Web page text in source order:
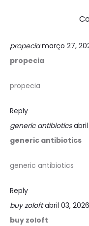
propecia março 27,
propecia
propecia
Reply
generic antibiotics abril
generic antibiotics
generic antibiotics
Reply
buy zoloft abril 03, 2026
buy zoloft